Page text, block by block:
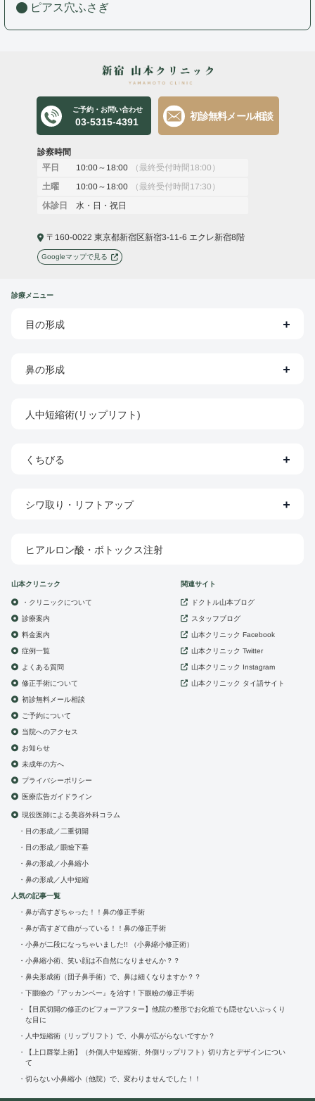
ピアス穴ふさぎ
ご予約・お問い合わせ
03-5315-4391
初診無料メール相談
診察時間
平日 10:00～18:00 （最終受付時間18:00）
土曜 10:00～18:00 （最終受付時間17:30）
休診日 水・日・祝日
〒160-0022 東京都新宿区新宿3-11-6 エクレ新宿8階
Googleマップで見る
診療メニュー
目の形成
鼻の形成
人中短縮術(リップリフト)
くちびる
シワ取り・リフトアップ
ヒアルロン酸・ボトックス注射
山本クリニック
・クリニックについて
診療案内
料金案内
症例一覧
よくある質問
修正手術について
初診無料メール相談
ご予約について
当院へのアクセス
お知らせ
未成年の方へ
プライバシーポリシー
医療広告ガイドライン
現役医師による美容外科コラム
目の形成／二重切開
目の形成／眼瞼下垂
鼻の形成／小鼻縮小
鼻の形成／人中短縮
人気の記事一覧
鼻が高すぎちゃった！！鼻の修正手術
鼻が高すぎて曲がっている！！鼻の修正手術
小鼻が二段になっちゃいました!! （小鼻縮小修正術）
小鼻縮小術、笑い顔は不自然になりませんか？？
鼻尖形成術（団子鼻手術）で、鼻は細くなりますか？？
下眼瞼の『アッカンベー』を治す！下眼瞼の修正手術
【目尻切開の修正のビフォーアフター】他院の整形でお化粧でも隠せないぷっくり
な目に
人中短縮術（リップリフト）で、小鼻が広がらないですか？
【上口唇挙上術】（外側人中短縮術、外側リップリフト）切り方とデザインについ
て
切らない小鼻縮小（他院）で、変わりませんでした！！
関連サイト
ドクトル山本ブログ
スタッフブログ
山本クリニック Facebook
山本クリニック Twitter
山本クリニック Instagram
山本クリニック タイ語サイト